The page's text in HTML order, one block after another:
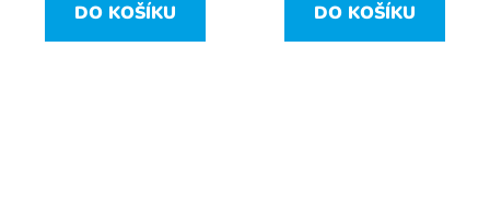
DO KOŠÍKU DO KOŠÍKU